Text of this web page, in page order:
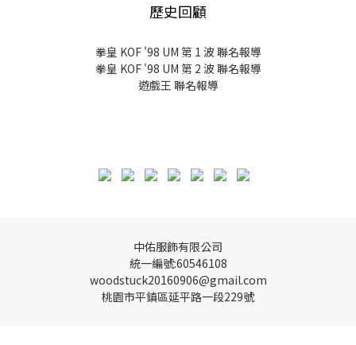
歷史回顧
拳皇 KOF '98 UM 第 1 波 聯名報導
拳皇 KOF '98 UM 第 2 波 聯名報導
遊戲王 聯名報導
中佑服飾有限公司
統一編號:60546108
woodstuck20160906@gmail.com
桃園市平鎮區延平路一段229號